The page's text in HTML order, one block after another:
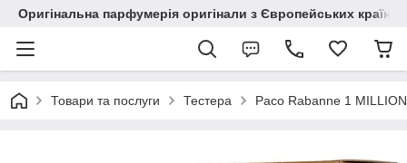
Оригінальна парфумерія оригінали з Європейських країн
Товари та послуги Тестера Paco Rabanne 1